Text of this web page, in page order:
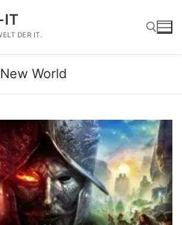
IT
DER IT.
Suchen nach:
New World